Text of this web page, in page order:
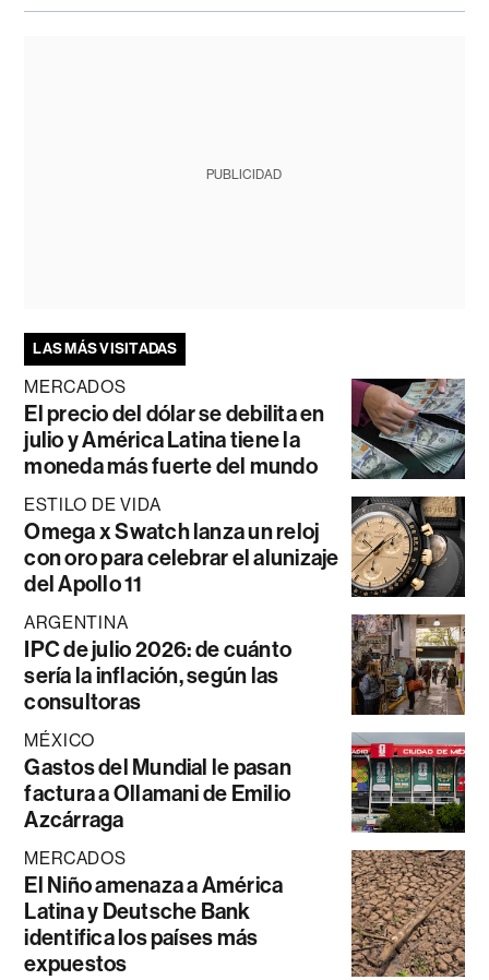
PUBLICIDAD
LAS MÁS VISITADAS
MERCADOS
El precio del dólar se debilita en
julio y América Latina tiene la
moneda más fuerte del mundo
ESTILO DE VIDA
Omega x Swatch lanza un reloj
con oro para celebrar el alunizaje
del Apollo 11
ARGENTINA
IPC de julio 2026: de cuánto
sería la inflación, según las
consultoras
MÉXICO
Gastos del Mundial le pasan
factura a Ollamani de Emilio
Azcárraga
MERCADOS
El Niño amenaza a América
Latina y Deutsche Bank
identifica los países más
expuestos